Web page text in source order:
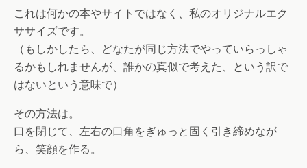
これは何かの本やサイトではなく、私のオリジナルエク
ササイズです。
（もしかしたら、どなたが同じ方法でやっていらっしゃ
るかもしれませんが、誰かの真似で考えた、という訳で
はないという意味で）
その方法は。
口を閉じて、左右の口角をぎゅっと固く引き締めなが
ら、笑顔を作る。